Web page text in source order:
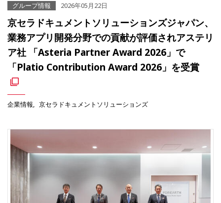
グループ情報 2026年05月22日
京セラドキュメントソリューションズジャパン、
業務アプリ開発分野での貢献が評価されアステリ
ア社 「Asteria Partner Award 2026」で
「Platio Contribution Award 2026」を受賞
企業情報 京セラドキュメントソリューションズ